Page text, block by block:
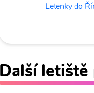
Letenky do
Další letiště